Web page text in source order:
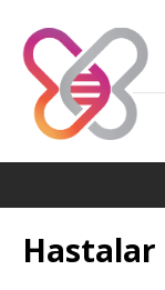
Hastalar